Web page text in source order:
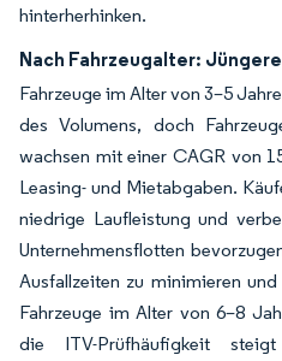
hinterherhinken.
Nach Fahrzeugalter:
Fahrzeuge im Alter von 3–5
des Volumens, doch
wachsen mit einer CAGR von
Leasing- und Mietabgaben.
niedrige Laufleistung und
Unternehmensflotten
Ausfallzeiten zu minimieren
Fahrzeuge im Alter von 6–8
die ITV-Prüfhäufigkeit